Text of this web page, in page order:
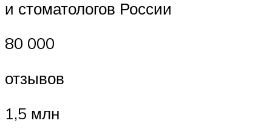
и стоматологов России
80 000
отзывов
1,5 млн